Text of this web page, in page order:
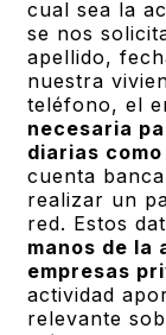
cual sea la
se nos
apellido,
nuestra
teléfono, el
necesaria
diarias como
cuenta
realizar un
red. Estos
manos de la
empresas
actividad
relevante